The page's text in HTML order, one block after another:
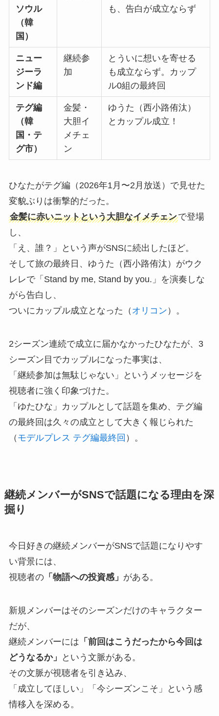
ソウル
（韓
国）
も、告白が成立ならず
ニュー
ジーラ
ンド編
継続参
加
とういに想いを寄せる
も成立ならず。カップ
ル0組の最終回
テグ編
（韓
国・テ
グ市）
金髪・
大胆イ
メチェ
ン
ゆうた（西小路侑汰）
とカップル成立！
ひなたがテグ編（2026年1月〜2月放送）で見せた
変貌ぶりは衝撃的だった。
金髪に赤いニットという大胆なイメチェンで登場
し、
「え、誰？」という声がSNSに続出したほど。
そして旅の最終日、ゆうた（西小路侑汰）がウク
レレで「Stand by me, Stand by you.」を演奏しな
がら告白し、
ついにカップル成立となった（ オリコン ）。
2シーズン連続で成立に届かなかったひなたが、3
シーズン目でカップルになった事実は、
「継続参加は無駄じゃない」というメッセージを
視聴者に強く印象づけた。
「ゆたひな」カップルとして話題を集め、テグ編
の最終回は久々の成立として大きく報じられた
（ モデルプレス テグ編最終回 ）。
継続メンバーがSNSで話題になる理由を深
掘り
今日好きの継続メンバーがSNSで話題になりやす
い背景には、
視聴者の「物語への投資感」 がある。
新規メンバーはそのシーズンだけのキャラクター
だが、
継続メンバーには 「前回はこうだったから今回は
どうなるか」
という文脈がある。
その文脈が視聴者を引き込み、
「成立してほしい」「今シーズンこそ」という感
情移入を深める。